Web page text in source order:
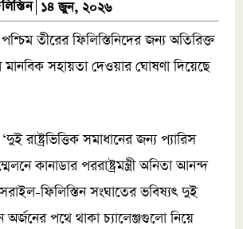
১৪ জুন, ২০২৬
তীরের ফিলিস্তিনিদের জন্য অতিরিক্ত
সহায়তা দেওয়ার ঘোষণা দিয়েছে
রাষ্ট্রভিত্তিক সমাধানের জন্য প্যারিস
কানাডার পররাষ্ট্রমন্ত্রী অনিতা আনন্দ
ফিলিস্তিন সংঘাতের ভবিষ্যৎ দুই
অর্জনের পথে থাকা চ্যালেঞ্জগুলো নিয়ে